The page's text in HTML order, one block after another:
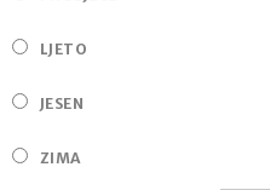
LJETO
JESEN
ZIMA